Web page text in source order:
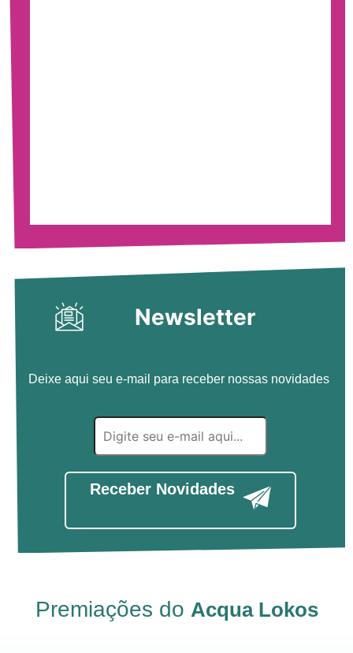
Newsletter
Deixe aqui seu e-mail para receber nossas novidades
Receber Novidades
Premiações do Acqua Lokos